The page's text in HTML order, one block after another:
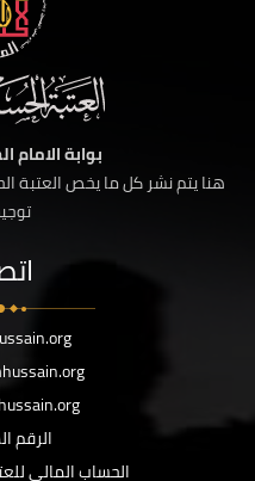
بوابة الامام
هنا يتم نشر كل ما يخص العتبة
الرقم
الحساب المالي